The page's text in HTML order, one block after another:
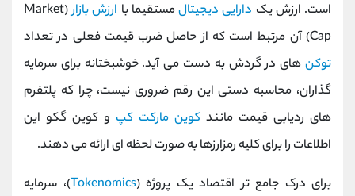
است. ارزش یک دارایی دیجیتالمستقیما با ارزش بازار (Market
Cap) آن مرتبط است که از حاصل ضرب قیمت فعلی در تعداد
توکن ‌های در گردش به دست می ‌آید. خوشبختانه برای سرمایه
‌گذاران، محاسبه دستی این رقم ضروری نیست، چرا که پلتفرم
‌های ردیابی قیمت مانند کوین مارکت کپ و کوین گکو این
اطلاعات را برای کلیه رمزارزها به صورت لحظه ‌ای ارائه می‌ دهند.
برای درک جامع‌ تر اقتصاد یک پروژه (Tokenomics)، سرمایه‌